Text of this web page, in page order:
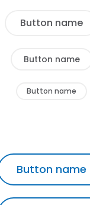
Button name
Button name
Button name
Button name